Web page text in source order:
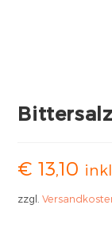
€ 13,10
zzgl.